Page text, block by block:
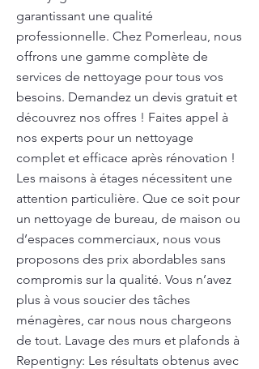
garantissant une qualité
professionnelle. Chez Pomerleau, nous
offrons une gamme complète de
services de nettoyage pour tous vos
besoins. Demandez un devis gratuit et
découvrez nos offres ! Faites appel à
nos experts pour un nettoyage
complet et efficace après rénovation !
Les maisons à étages nécessitent une
attention particulière. Que ce soit pour
un nettoyage de bureau, de maison ou
d’espaces commerciaux, nous vous
proposons des prix abordables sans
compromis sur la qualité. Vous n’avez
plus à vous soucier des tâches
ménagères, car nous nous chargeons
de tout. Lavage des murs et plafonds à
Repentigny: Les résultats obtenus avec